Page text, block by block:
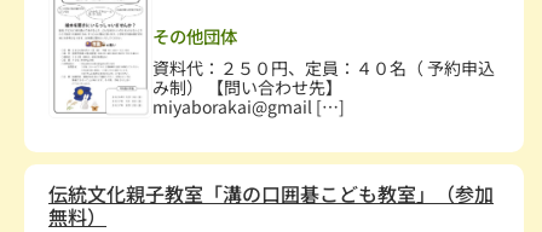
その他団体
資料代：２５０円、定員：４０名（ 予約申込
み制） 【問い合わせ先】
miyaborakai@gmail […]
伝統文化親子教室「溝の口囲碁こども教室」（参加
無料）